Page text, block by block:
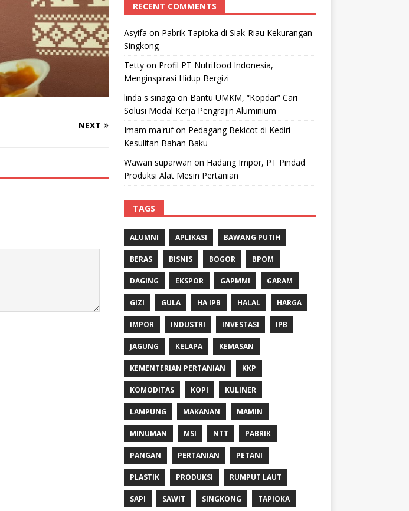
NEXT
RECENT COMMENTS
Asyifa on Pabrik Tapioka di Siak-Riau Kekurangan
Singkong
Tettyon Profil PT Nutrifood Indonesia,
Menginspirasi Hidup Bergizi
linda s sinaga on Bantu UMKM, “Kopdar” Cari
Solusi Modal Kerja Pengrajin Aluminium
Imam ma'rufon Pedagang Bekicot di Kediri
Kesulitan Bahan Baku
Wawan suparwan on Hadang Impor, PT Pindad
Produksi Alat Mesin Pertanian
TAGS
ALUMNI APLIKASI BAWANG PUTIH
BERAS BISNIS BOGOR BPOM
DAGING EKSPOR GAPMMI GARAM
GIZI GULA HA IPB HALAL HARGA
IMPOR INDUSTRI INVESTASI IPB
JAGUNG KELAPA KEMASAN
KEMENTERIAN PERTANIAN KKP
KOMODITAS KOPI KULINER
LAMPUNG MAKANAN MAMIN
MINUMAN MSI NTT PABRIK
PANGAN PERTANIAN PETANI
PLASTIK PRODUKSI RUMPUT LAUT
SAPI SAWIT SINGKONG TAPIOKA